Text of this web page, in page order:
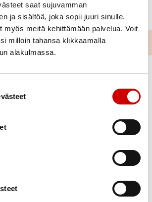
saat sujuvamman
ja sisältöä, joka sopii juuri sinulle.
myös meitä kehittämään palvelua. Voit
milloin tahansa klikkaamalla
alakulmassa.
Jaa Linkedin
Jaa EmailJaa Print
Link to facebook